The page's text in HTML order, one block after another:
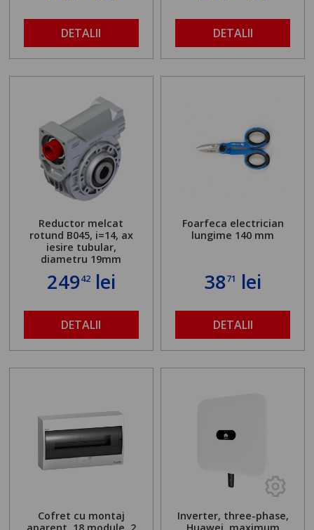
DETALII DETALII
Reductor melcat
rotund B045, i=14, ax
iesire tubular,
diametru 19mm
24942lei
DETALII
Foarfeca electrician
lungime 140 mm
3871 lei
DETALII
Cofret cu montaj
Inverter, three-phase,